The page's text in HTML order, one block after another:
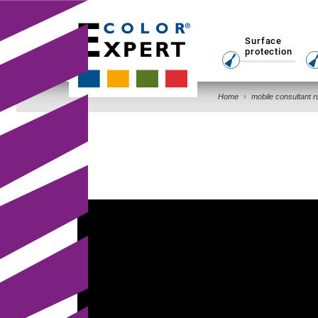
Surface
protection
Home mobile consultant